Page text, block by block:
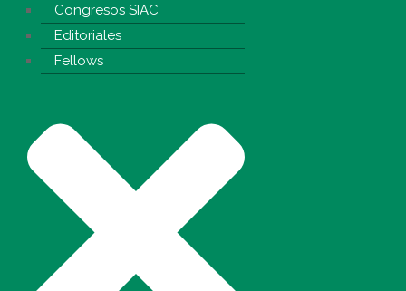
Congresos SIAC
Editoriales
Fellows